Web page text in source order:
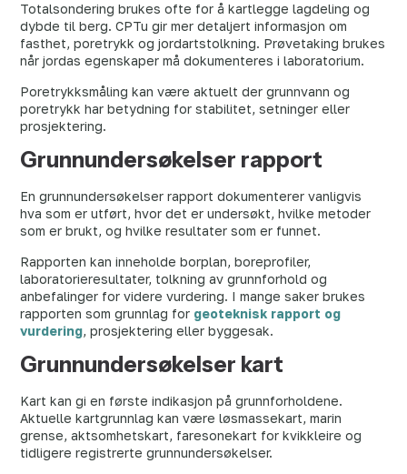
Totalsondering brukes ofte for å kartlegge lagdeling og
dybde til berg. CPTu gir mer detaljert informasjon om
fasthet, poretrykk og jordartstolkning. Prøvetaking brukes
når jordas egenskaper må dokumenteres i laboratorium.
Poretrykksmåling kan være aktuelt der grunnvann og
poretrykk har betydning for stabilitet, setninger eller
prosjektering.
Grunnundersøkelser rapport
En grunnundersøkelser rapport dokumenterer vanligvis
hva som er utført, hvor det er undersøkt, hvilke metoder
som er brukt, og hvilke resultater som er funnet.
Rapporten kan inneholde borplan, boreprofiler,
laboratorieresultater, tolkning av grunnforhold og
anbefalinger for videre vurdering. I mange saker brukes
rapporten som grunnlag for geoteknisk rapport og
vurdering, prosjektering eller byggesak.
Grunnundersøkelser kart
Kart kan gi en første indikasjon på grunnforholdene.
Aktuelle kartgrunnlag kan være løsmassekart, marin
grense, aktsomhetskart, faresonekart for kvikkleire og
tidligere registrerte grunnundersøkelser.